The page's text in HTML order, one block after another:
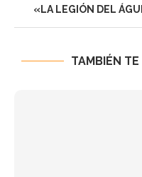
«LA LEGIÓN DEL
TAMBIÉN